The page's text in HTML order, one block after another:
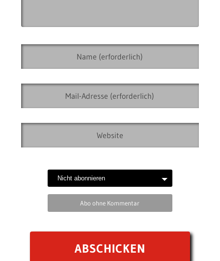
Abo ohne Kommentar